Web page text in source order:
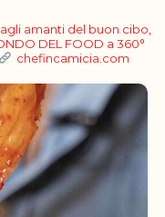
amanti del buon cibo,
DEL FOOD a 360°
chefincamicia.com